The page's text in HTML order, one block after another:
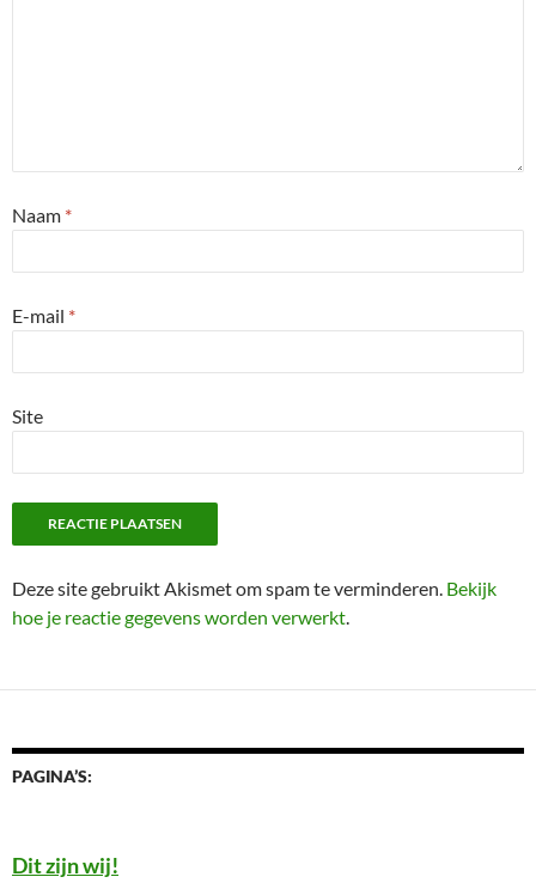
Naam *
E-mail *
Site
Deze site gebruikt Akismet om spam te verminderen. Bekijk
hoe je reactie gegevens worden verwerkt.
PAGINA’S:
Dit zijn wij!